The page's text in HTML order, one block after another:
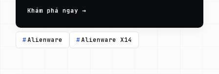
Khám phá ngay →
Alienware Alienware X14